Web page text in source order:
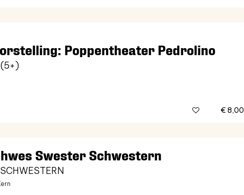
Poppentheater Pedrolino
€ 8,00
Swester Schwestern